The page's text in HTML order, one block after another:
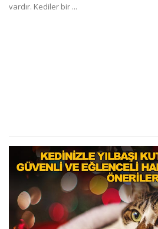
vardır. Kediler bir ...